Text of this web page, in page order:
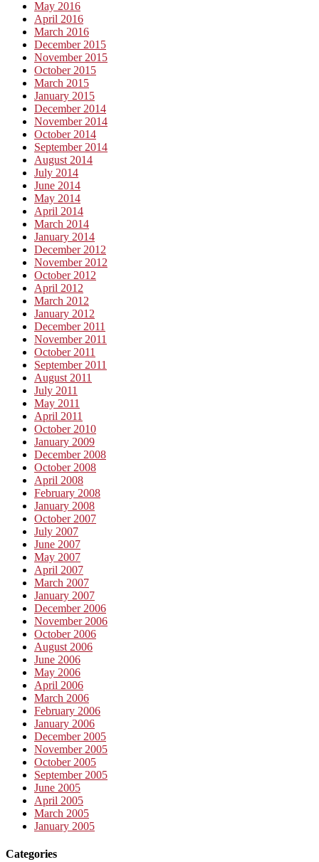
May 2016
April 2016
March 2016
December 2015
November 2015
October 2015
March 2015
January 2015
December 2014
November 2014
October 2014
September 2014
August 2014
July 2014
June 2014
May 2014
April 2014
March 2014
January 2014
December 2012
November 2012
October 2012
April 2012
March 2012
January 2012
December 2011
November 2011
October 2011
September 2011
August 2011
July 2011
May 2011
April 2011
October 2010
January 2009
December 2008
October 2008
April 2008
February 2008
January 2008
October 2007
July 2007
June 2007
May 2007
April 2007
March 2007
January 2007
December 2006
November 2006
October 2006
August 2006
June 2006
May 2006
April 2006
March 2006
February 2006
January 2006
December 2005
November 2005
October 2005
September 2005
June 2005
April 2005
March 2005
January 2005
Categories